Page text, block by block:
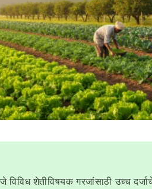
शेतीविषयक गरजांसाठी उच्च